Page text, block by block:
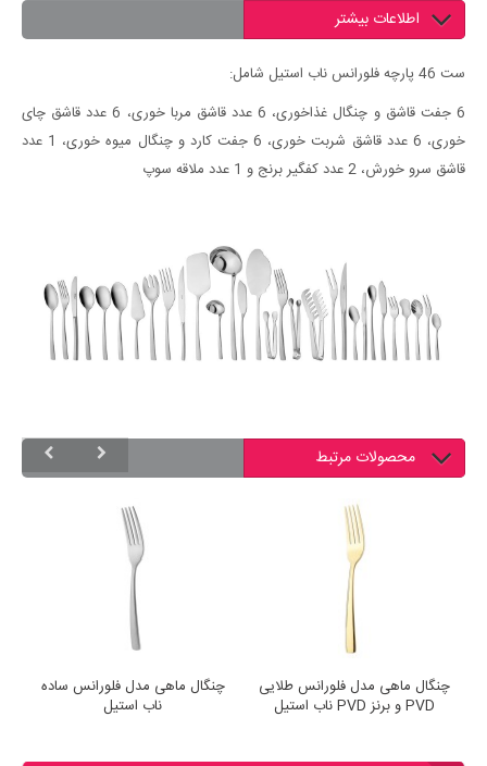
اطلاعات بیشتر
ست 46 پارچه فلورانس ناب استیل شامل:
6 جفت قاشق و چنگال غذاخوری، 6 عدد قاشق مربا خوری، 6 عدد قاشق چای
خوری، 6 عدد قاشق شربت خوری، 6 جفت کارد و چنگال میوه خوری، 1 عدد
قاشق سرو خورش، 2 عدد کفگیر برنج و 1 عدد ملاقه سوپ
محصولات مرتبط
چنگال ماهی مدل فلورانس ساده
ناب استیل
چنگال ماهی مدل فلورانس طلایی
PVD و برنز PVD ناب استیل